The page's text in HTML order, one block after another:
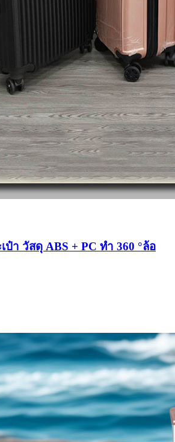
ป๋า วัสดุ ABS + PC ทำ 360 °ล้อ